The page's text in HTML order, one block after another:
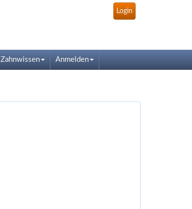
Login
Zahnwissen Anmelden